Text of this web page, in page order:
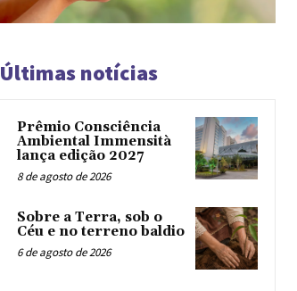
Últimas notícias
Prêmio Consciência
Ambiental Immensità
lança edição 2027
8 de agosto de 2026
Sobre a Terra, sob o
Céu e no terreno baldio
6 de agosto de 2026